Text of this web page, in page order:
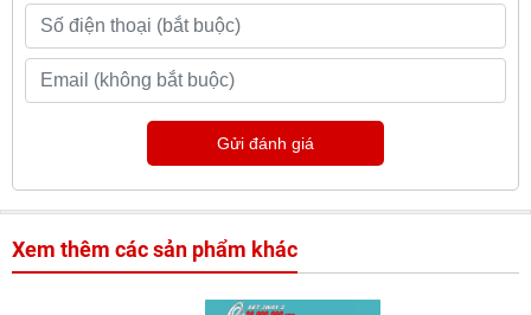
Gửi đánh giá
Xem thêm các sản phẩm khác